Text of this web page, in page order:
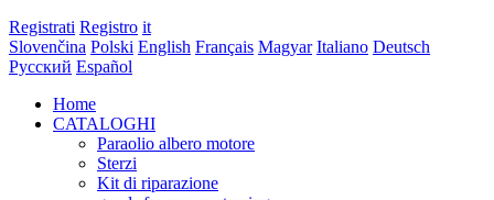
Registrati Registro it
Slovenčina Polski English Français Magyar Italiano Deutsch
Русский Español
Home
CATALOGHI
Paraolio albero motore
Sterzi
Kit di riparazione